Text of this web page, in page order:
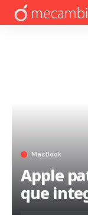
MacBook
Apple
que